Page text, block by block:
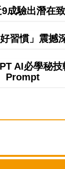
成驗出潛在
習慣」震撼
AI必學秘
Prompt